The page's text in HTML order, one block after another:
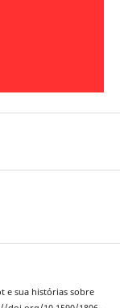
e sua histórias sobre